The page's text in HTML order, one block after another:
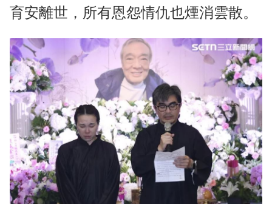
育安離世，所有恩怨情仇也煙消雲散。